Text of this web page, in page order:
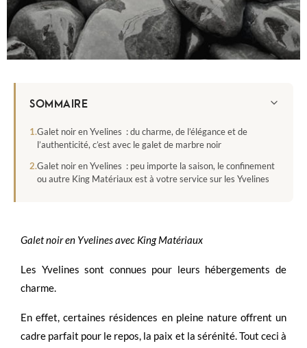
SOMMAIRE
Galet noir en Yvelines : du charme, de l’élégance et de
l’authenticité, c’est avec le galet de marbre noir
Galet noir en Yvelines : peu importe la saison, le confinement
ou autre King Matériaux est à votre service sur les Yvelines
Galet noir en Yvelines avec King Matériaux
Les Yvelines sont connues pour leurs hébergements de
charme.
En effet, certaines résidences en pleine nature offrent un
cadre parfait pour le repos, la paix et la sérénité. Tout ceci à